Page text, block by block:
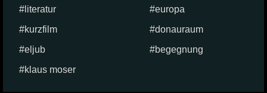
literatur
europa
kurzfilm
donauraum
eljub
begegnung
klaus moser